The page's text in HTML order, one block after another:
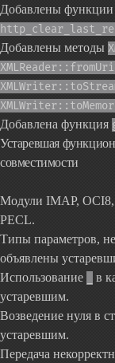
Добавлены функции
Добавлены методы
Добавлена функция
Устаревшая
совместимости
Модули IMAP, OCI8,
PECL.
Типы параметров,
объявлены
Использование
в
устаревшим.
Возведение нуля в
устаревшим.
Передача